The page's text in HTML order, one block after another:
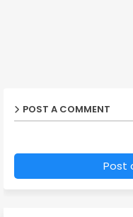
POST A COMMENT
Post